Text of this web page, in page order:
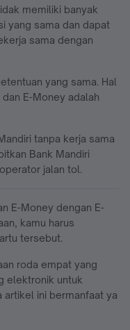
memiliki banyak
yang sama dan dapat
sama dengan
yang sama. Hal
E-Money adalah
tanpa kerja sama
Bank Mandiri
jalan tol.
E-Money dengan E-
kamu harus
tersebut.
roda empat yang
elektronik untuk
ini bermanfaat ya